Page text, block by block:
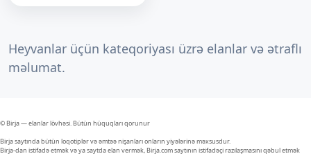
Heyvanlar üçün kateqoriyası üzrə elanlar və ətraflı
məlumat.
© Birja — elanlar lövhəsi. Bütün hüquqları qorunur
Birja saytında bütün loqotiplər və əmtəə nişanları onların yiyələrinə məxsusdur.
Birja-dan istifadə etmək və ya saytda elan vermək, Birja.com saytının istifadəçi razılaşmasını qəbul etmək